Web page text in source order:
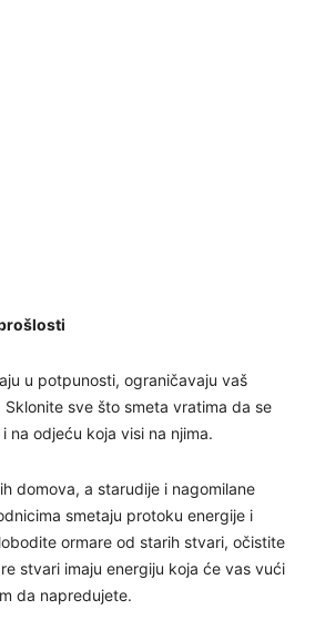
u potpunosti, ograničavaju vaš
sve što smeta vratima da se
na odjeću koja visi na njima.
domova, a starudije i nagomilane
smetaju protoku energije i
ormare od starih stvari, očistite
stvari imaju energiju koja će vas vući
da napredujete.